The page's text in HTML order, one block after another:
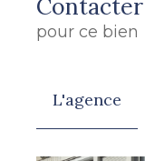
Contacter
pour ce bien
L'agence